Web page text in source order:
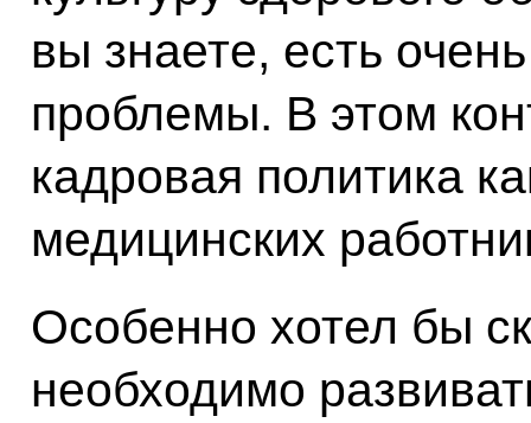
вы знаете, есть
проблемы. В этом
кадровая политика
медицинских
Особенно хотел бы
необходимо